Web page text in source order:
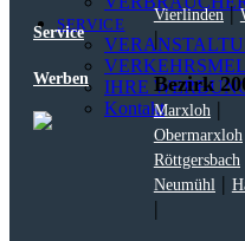
SERVICE
IHRE
Kontakt
Service
Werben
Vierlinden|
|
Bezirk
Marxloh|
Obermarxloh
Röttgersbach
Neumühl|
|